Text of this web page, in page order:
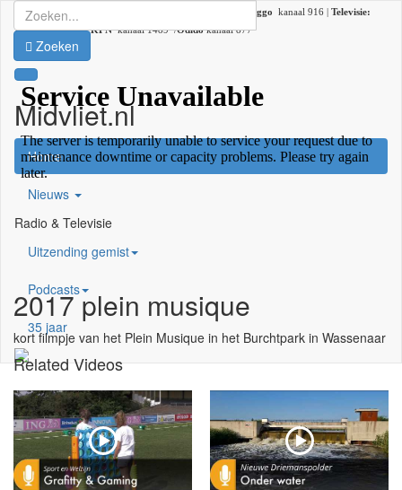
Radio:107.2 FM | Ziggo kanaal 916 | Televisie:
Ziggokanaal 41 /KPNkanaal 1489 /Odidokanaal 877
Midvliet.nl
×
Home
Nieuws
Radio & Televisie
Uitzending gemist
Podcasts
35 jaar
Zoeken
2017 plein musique
kort filmpje van het Plein Musique in het Burchtpark in Wassenaar
Related Videos